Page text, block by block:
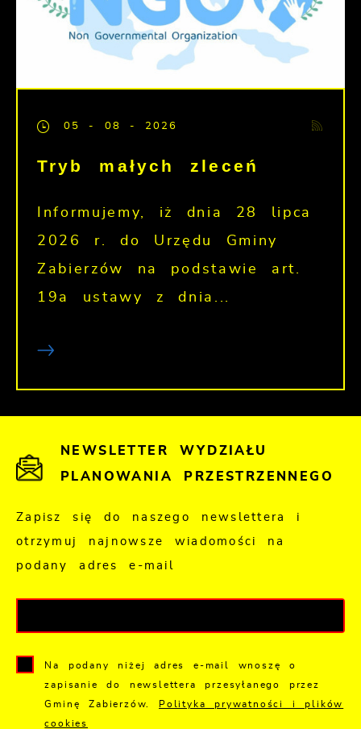
05 - 08 - 2026
Tryb małych zleceń
Informujemy, iż dnia 28 lipca
2026 r. do Urzędu Gminy
Zabierzów na podstawie art.
19a ustawy z dnia...
NEWSLETTER WYDZIAŁU
PLANOWANIA PRZESTRZENNEGO
Zapisz się do naszego newslettera i
otrzymuj najnowsze wiadomości na
podany adres e-mail
Na podany niżej adres e-mail wnoszę o
zapisanie do newslettera przesyłanego przez
Gminę Zabierzów.
Polityka prywatności i plików
cookies